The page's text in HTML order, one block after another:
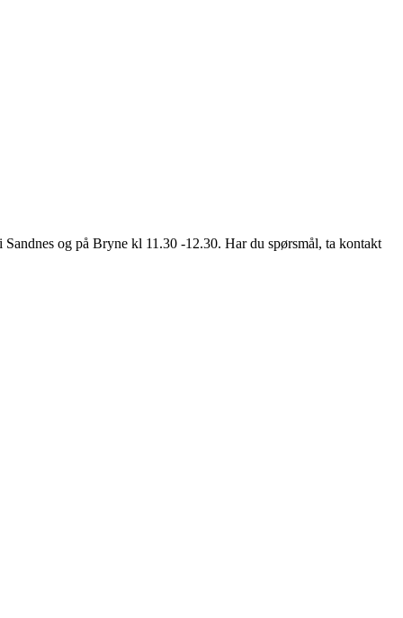
og på Bryne kl 11.30 -12.30. Har du spørsmål, ta kontakt